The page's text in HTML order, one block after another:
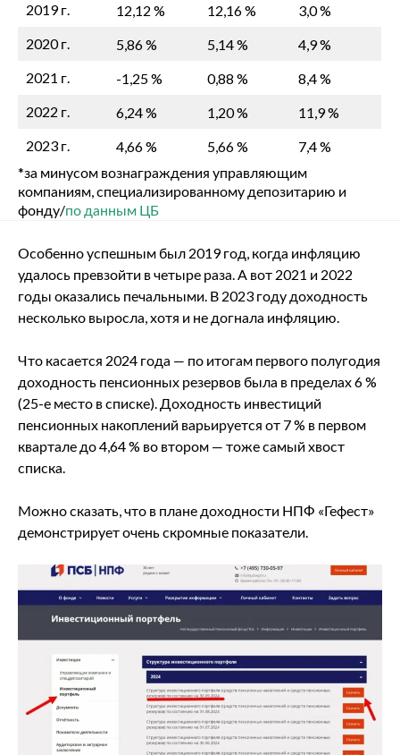
2019 г. 12,12 % 12,16 %
3,0 %
2020 г.
5,86 % 5,14 %
4,9 %
2021 г.
-1,25 % 0,88 %
8,4 %
2022 г.
6,24 % 1,20 %
11,9 %
2023 г.
4,66 % 5,66 %
7,4 %
*за минусом вознаграждения управляющим
компаниям, специализированному депозитарию и
фонду/по данным ЦБ
Особенно успешным был 2019 год, когда инфляцию
удалось превзойти в четыре раза. А вот 2021 и 2022
годы оказались печальными. В 2023 году доходность
несколько выросла, хотя и не догнала инфляцию.
Что касается 2024 года ― по итогам первого полугодия
доходность пенсионных резервов была в пределах 6 %
(25-е место в списке). Доходность инвестиций
пенсионных накоплений варьируется от 7 % в первом
квартале до 4,64 % во втором ― тоже самый хвост
списка.
Можно сказать, что в плане доходности НПФ «Гефест»
демонстрирует очень скромные показатели.